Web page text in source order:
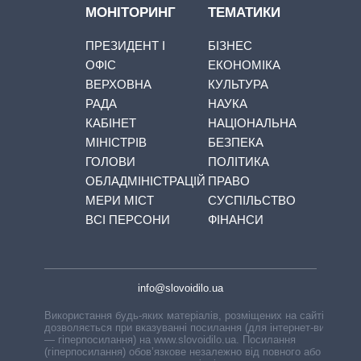
МОНІТОРИНГ
ПРЕЗИДЕНТ І
ОФІС
ВЕРХОВНА
РАДА
КАБІНЕТ
МІНІСТРІВ
ГОЛОВИ
ОБЛАДМІНІСТРАЦІЙ
МЕРИ МІСТ
ВСІ ПЕРСОНИ
ТЕМАТИКИ
БІЗНЕС
ЕКОНОМІКА
КУЛЬТУРА
НАУКА
НАЦІОНАЛЬНА
БЕЗПЕКА
ПОЛІТИКА
ПРАВО
СУСПІЛЬСТВО
ФІНАНСИ
info@slovoidilo.ua
Використання будь-яких матеріалів, розміщених на сайті,
дозволяється при вказуванні посилання (для інтернет-видань
— гіперпосилання) на www.slovoidilo.ua. Посилання
(гіперпосилання) обов’язкове незалежно від повного або